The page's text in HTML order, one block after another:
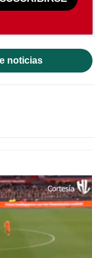
noticias